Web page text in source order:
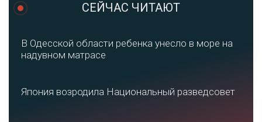
СЕЙЧАС ЧИТАЮТ
В Одесской области ребенка унесло в море на
надувном матрасе
Япония возродила Национальный разведсовет